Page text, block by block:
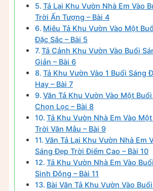
Tả Lại Khu Vườn Nhà Em Vào
Trời Ấn Tượng – Bài 4
Miêu Tả Khu Vườn Vào Một
Đặc Sắc – Bài 5
Tả Cảnh Khu Vườn Vào Buổi
Giản – Bài 6
Tả Khu Vườn Vào 1 Buổi Sáng
Hay – Bài 7
Văn Tả Khu Vườn Vào Một
Chọn Lọc – Bài 8
Tả Khu Vườn Nhà Em Vào
Trời Văn Mẫu – Bài 9
Văn Tả Lại Khu Vườn Nhà Em
Sáng Đẹp Trời Điểm Cao – Bài 10
Tả Khu Vườn Nhà Em Vào
Sinh Động – Bài 11
Bài Văn Tả Khu Vườn Vào